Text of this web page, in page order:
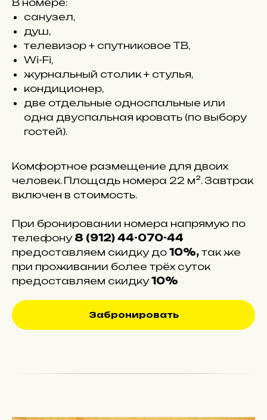
В номере:
санузел,
душ,
телевизор + спутниковое ТВ,
Wi-Fi,
журнальный столик + стулья,
кондиционер,
две отдельные односпальные или
одна двуспальная кровать (по выбору
гостей).
Комфортное размещение для двоих
человек. Площадь номера 22 м². Завтрак
включен в стоимость.
При бронировании номера напрямую по
телефону 8 (912) 44-070-44
предоставляем скидку до 10%, так же
при проживании более трёх суток
предоставляем скидку 10%
Забронировать